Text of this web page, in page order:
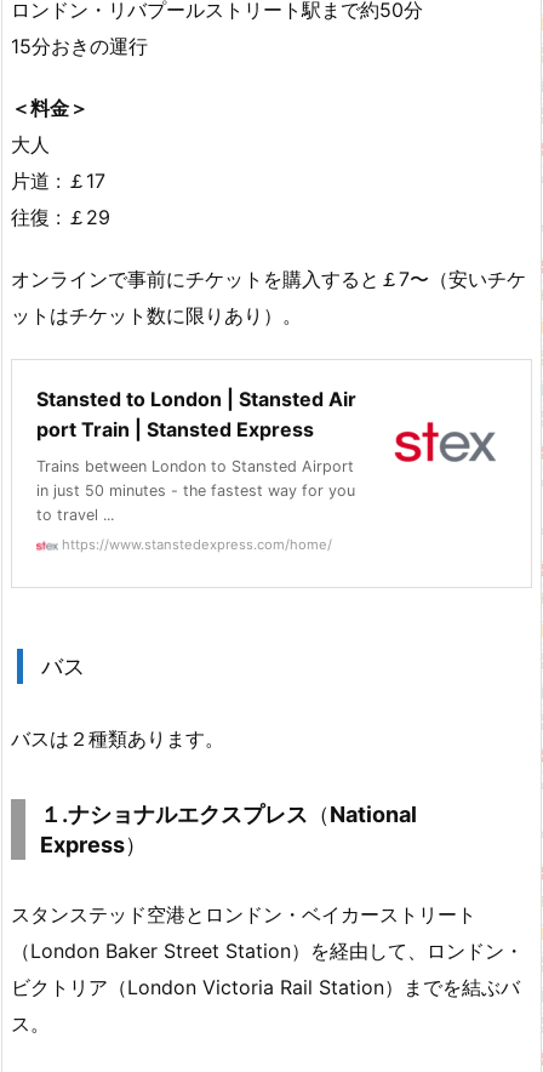
ロンドン・リバプールストリート駅まで約50分
15分おきの運行
＜料金＞
大人
片道 : ￡17
往復 : ￡29
オンラインで事前にチケットを購入すると￡7〜（安いチケ
ットはチケット数に限りあり）。
Stansted to London | Stansted Air
port Train | Stansted Express
Trains between London to Stansted Airport
in just 50 minutes - the fastest way for you
to travel ...
https://www.stanstedexpress.com/home/
バス
バスは２種類あります。
１.ナショナルエクスプレス （National
Express）
スタンステッド空港とロンドン・ベイカーストリート
（London Baker Street Station）を経由して、ロンドン・
ビクトリア（London Victoria Rail Station）までを結ぶバ
ス。